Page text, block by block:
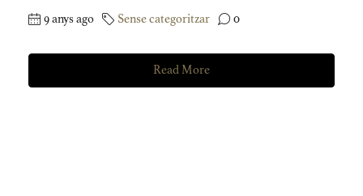
9 anys ago Sense categoritzar 0
Read More